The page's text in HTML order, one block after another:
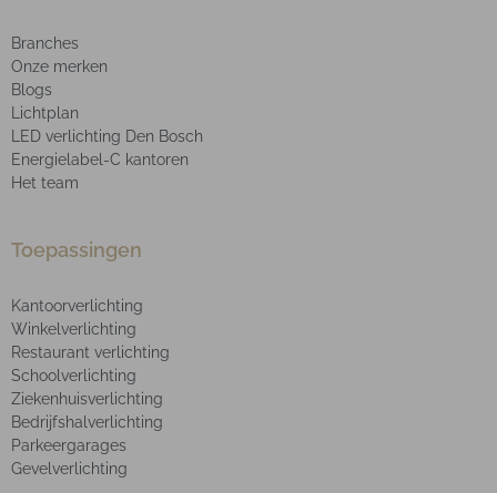
Branches
Onze merken
Blogs
Lichtplan
LED verlichting Den Bosch
Energielabel-C kantoren
Het team
Toepassingen
Kantoorverlichting
Winkelverlichting
Restaurant verlichting
Schoolverlichting
Ziekenhuisverlichting
Bedrijfshalverlichting
Parkeergarages
Gevelverlichting